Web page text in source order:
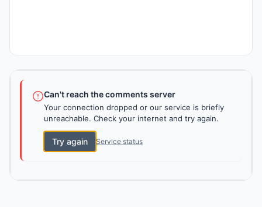
Can't reach the comments server
Your connection dropped or our service is briefly
unreachable. Check your internet and try again.
Try again Service status